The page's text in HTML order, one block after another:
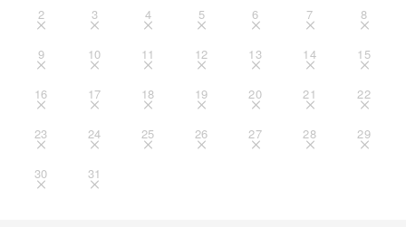
2 3 4 5 6 7 8
9 10 11 12 13 14 15
16 17 18 19 20 21 22
23 24 25 26 27 28 29
30 31